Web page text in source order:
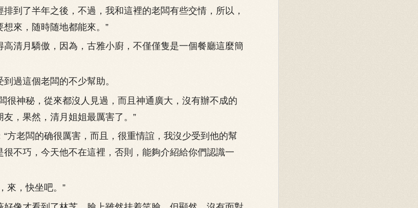
到了半年之後，不過，我和這裡的老闆有些交情，所以，
來，随時随地都能來。”
月驕傲，因為，古雅小廚，不僅僅隻是一個餐廳這麼簡
這個老闆的不少幫助。
神秘，從來都沒人見過，而且神通廣大，沒有辦不成的
，果然，清月姐姐最厲害了。”
老闆的确很厲害，而且，很重情誼，我沒少受到他的幫
不巧，今天他不在這裡，否則，能夠介紹給你們認識一
，快坐吧。”